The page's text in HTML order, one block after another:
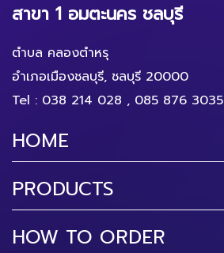
สาขา 1 อมตะนคร ชลบุรี
ตำบล คลองตำหรุ
อำเภอเมืองชลบุรี, ชลบุรี 20000
Tel : 038 214 028 , 085 876 3035
HOME
PRODUCTS
HOW TO ORDER